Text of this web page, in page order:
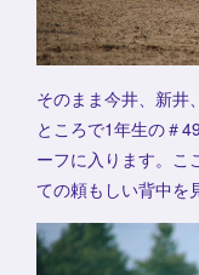
そのまま今井、新井
ところで1年生の＃
ーフに入ります。こ
ての頼もしい背中を